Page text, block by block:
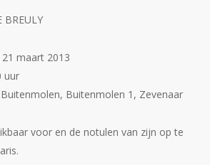
maart 2013
uur
Buitenmolen 1, Zevenaar
voor en de notulen van zijn op te